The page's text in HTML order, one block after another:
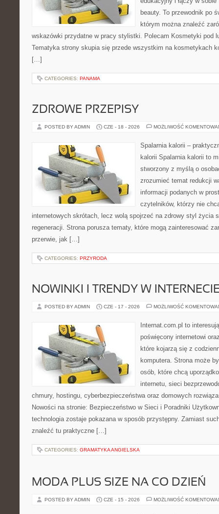
beauty. To przewodnik po
którym można znaleźć
wskazówki przydatne w pracy stylistki. Polecam Kosmetyki pod
Tematyka strony skupia się przede wszystkim na kosmetykach
[…]
CATEGORIES: PANAMA
ZDROWE PRZEPISY
POSTED BY ADMIN CZE - 18 - 2026 MOŻLIWOŚĆ
Spalarnia kalorii –
kalorii Spalarnia kalorii to
stworzony z myślą o
zrozumieć temat redukcji
informacji podanych w
czytelników, którzy nie
internetowych skrótach, lecz wolą spojrzeć na zdrowy styl życia
regeneracji. Strona porusza tematy, które mogą zainteresować
przerwie, jak […]
CATEGORIES: PRZYRODA
NOWINKI I TRENDY W
POSTED BY ADMIN CZE - 17 - 2026 MOŻLIWOŚĆ
Internat.com.pl to
poświęcony internetowi
które kojarzą się z
komputera. Strona może
osób, które chcą
internetu, sieci
chmury, hostingu, cyberbezpieczeństwa oraz domowych
Nowości na stronie: Bezpieczeństwo w Sieci i Poradniki
technologia zostaje pokazana w sposób przystępny. Zamiast
znaleźć tu praktyczne […]
CATEGORIES: GRAMATYKA ANGIELSKA
MODA PLUS SIZE NA CO DZIEŃ
POSTED BY ADMIN CZE - 15 - 2026 MOŻLIWOŚĆ